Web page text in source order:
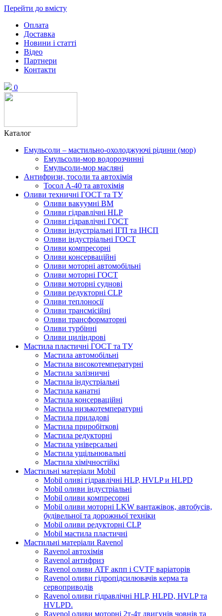
Перейти до вмісту
Оплата
Доставка
Новини і статті
Відео
Партнери
Контакти
0
Каталог
Емульсоли – мастильно-охолоджуючі рідини (мор)
Емульсоли-мор водорозчинні
Емульсоли-мор масляні
Антифризи, тосоли та автохімія
Тосол А-40 та автохімія
Оливи техничні ГОСТ та ТУ
Оливи вакуумні ВМ
Оливи гідравлічні HLP
Оливи гідравлічні ГОСТ
Оливи індустріальні ІГП та ІНСП
Оливи індустріальні ГОСТ
Оливи компресорні
Оливи консерваційні
Оливи моторні автомобільні
Оливи моторні ГОСТ
Оливи моторні суднові
Оливи редукторні CLP
Оливи теплоносії
Оливи трансмісійні
Оливи трансформаторні
Оливи турбінні
Оливи циліндрові
Мастила пластичні ГОСТ та ТУ
Мастила автомобільні
Мастила високотемпературні
Мастила залізничні
Мастила індустріальні
Мастила канатні
Мастила консерваційні
Мастила низькотемпературні
Мастила приладові
Мастила приробіткові
Мастила редукторні
Мастила універсальні
Мастила ущільнювальні
Мастила хімічностійкі
Мастильні матеріали Mobil
Mobil оливі гідравлічні HLP, HVLP и HLPD
Mobil оливи індустріальні
Mobil оливи компресорні
Mobil оливи моторні LKW вантажівок, автобусів,
будівельної та дорожньої техніки
Mobil оливи редукторні CLP
Mobil мастила пластичні
Мастильні матеріали Ravenol
Ravenol автохімія
Ravenol антифриз
Ravenol оливи ATF акпп і CVTF варіаторів
Ravenol оливи гідропідсилювачів керма та
сервоприводів
Ravenol оливи гідравлічні HLP, HLPD, HVLP та
HVLPD.
Ravenol оливи моторні 2т-4т двигунів човнів та